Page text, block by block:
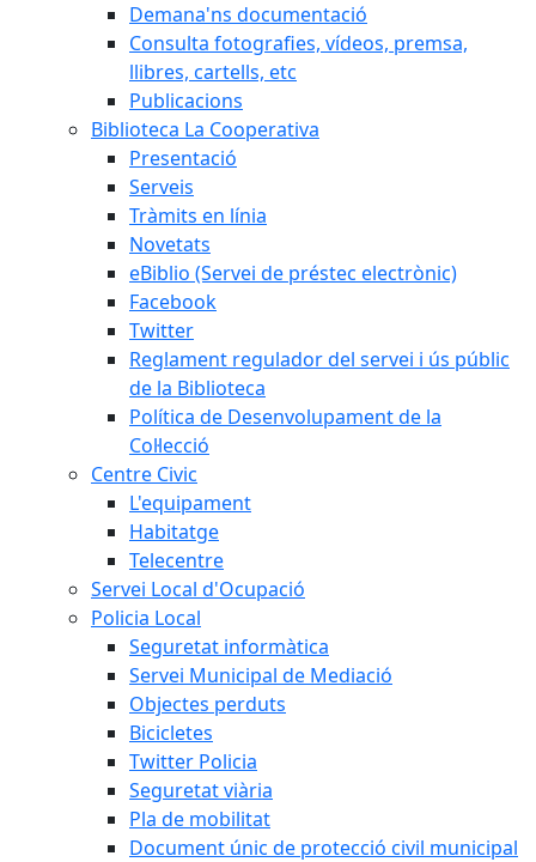
Demana'ns documentació
Consulta fotografies, vídeos, premsa,
llibres, cartells, etc
Publicacions
Biblioteca La Cooperativa
Presentació
Serveis
Tràmits en línia
Novetats
eBiblio (Servei de préstec electrònic)
Facebook
Twitter
Reglament regulador del servei i ús públic
de la Biblioteca
Política de Desenvolupament de la
Col·lecció
Centre Civic
L'equipament
Habitatge
Telecentre
Servei Local d'Ocupació
Policia Local
Seguretat informàtica
Servei Municipal de Mediació
Objectes perduts
Bicicletes
Twitter Policia
Seguretat viària
Pla de mobilitat
Document únic de protecció civil municipal